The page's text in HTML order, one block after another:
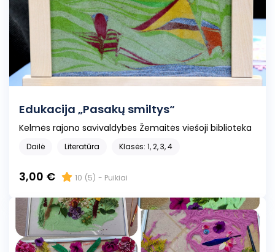
Edukacija „Pasakų smiltys“
Kelmės rajono savivaldybės Žemaitės viešoji biblioteka
Dailė Literatūra Klasės: 1, 2, 3, 4
3,00 € 10 (5) - Puikiai